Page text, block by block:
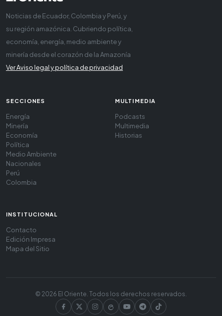
Noticias de Ecuador, Colombia y Perú, y
su región amazónica. Cubriendo política,
economía, energía, medio ambiente y
minería desde el corazón de la Amazonía
Ver Aviso legal y política de privacidad
SECCIONES
Energía
Minería
Economía
Política
Medio Ambiente
Nacionales
Perú
Colombia
MULTIMEDIA
Podcasts
Multimedia
Historias
INSTITUCIONAL
Contacto
Edición Impresa
Mapa del Sitio
© 2026 El Oriente. Todos los derechos reservados.